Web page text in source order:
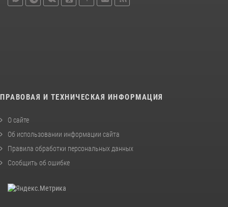
ПРАВОВАЯ И ТЕХНИЧЕСКАЯ ИНФОРМАЦИЯ
О сайте
Об использовании информации сайта
Правила обработки персональных данных
Сообщить об ошибке